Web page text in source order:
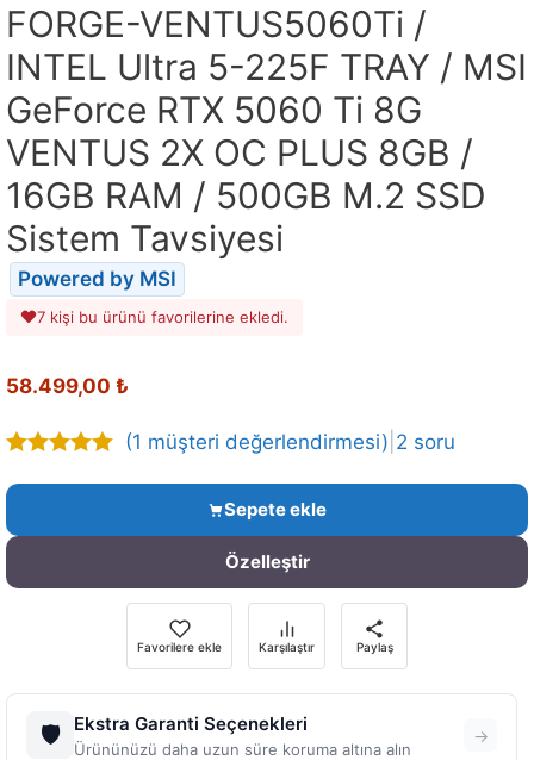
FORGE-VENTUS5060Ti /
INTEL Ultra 5-225F TRAY / MSI
GeForce RTX 5060 Ti 8G
VENTUS 2X OC PLUS 8GB /
16GB RAM / 500GB M.2 SSD
Sistem Tavsiyesi
Powered by MSI
7 kişi bu ürünü favorilerine ekledi.
58.499,00 ₺
5
(1 müşteri değerlendirmesi) 2 soru
Sepete ekle
Özelleştir
Favorilere ekle Karşılaştır Paylaş
🛡️ Ekstra Garanti Seçenekleri
Ürününüzü daha uzun süre koruma altına alın
→